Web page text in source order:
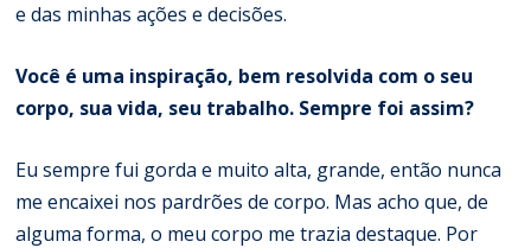
e das minhas ações e decisões.
Você é uma inspiração, bem resolvida com o seu
corpo, sua vida, seu trabalho. Sempre foi assim?
Eu sempre fui gorda e muito alta, grande, então nunca
me encaixei nos pardrões de corpo. Mas acho que, de
alguma forma, o meu corpo me trazia destaque. Por